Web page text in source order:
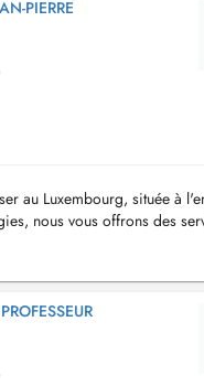
PIERRE
au Luxembourg, située à
nous vous offrons des